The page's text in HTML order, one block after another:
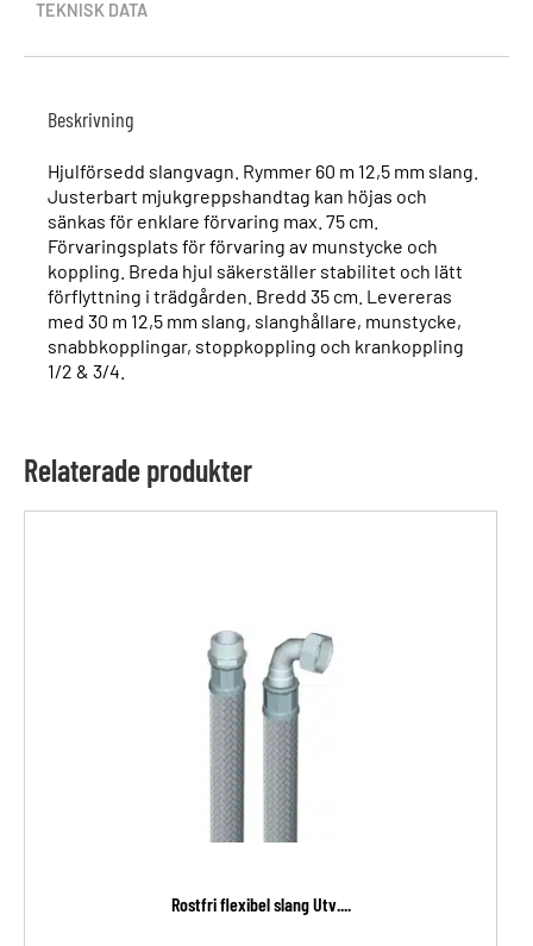
TEKNISK DATA
Beskrivning
Hjulförsedd slangvagn. Rymmer 60 m 12,5 mm slang.
Justerbart mjukgreppshandtag kan höjas och
sänkas för enklare förvaring max. 75 cm.
Förvaringsplats för förvaring av munstycke och
koppling. Breda hjul säkerställer stabilitet och lätt
förflyttning i trädgården. Bredd 35 cm. Levereras
med 30 m 12,5 mm slang, slanghållare, munstycke,
snabbkopplingar, stoppkoppling och krankoppling
1/2 & 3/4.
Relaterade produkter
Rostfri flexibel slang Utv....